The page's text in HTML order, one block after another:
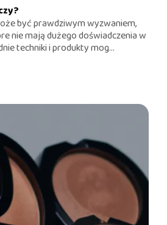
być prawdziwym wyzwaniem,
nie mają dużego doświadczenia w
techniki i produkty mog...